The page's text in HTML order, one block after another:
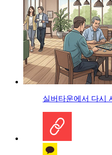
실버타운에서 다시